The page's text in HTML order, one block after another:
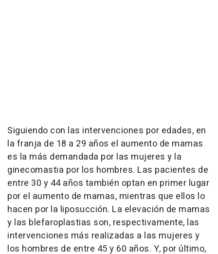
Siguiendo con las intervenciones por edades, en
la franja de 18 a 29 años el aumento de mamas
es la más demandada por las mujeres y la
ginecomastia por los hombres. Las pacientes de
entre 30 y 44 años también optan en primer lugar
por el aumento de mamas, mientras que ellos lo
hacen por la liposucción. La elevación de mamas
y las blefaroplastias son, respectivamente, las
intervenciones más realizadas a las mujeres y
los hombres de entre 45 y 60 años. Y, por último,